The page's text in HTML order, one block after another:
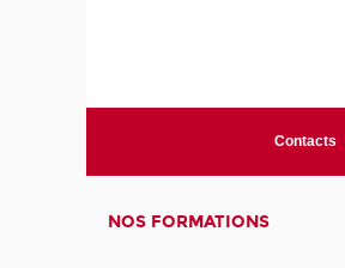
Contacts
NOS FORMATIONS